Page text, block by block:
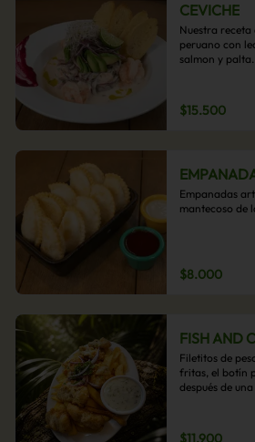
CEVICHE
Nuestra receta
peruano con
salmon y palta.
$15.500
Empanadas
mantecoso de
$8.000
FISH AND
Filetitos de
fritas, el botín
después de
$11.900